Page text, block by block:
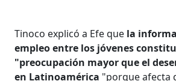
Tinoco explicó a Efe que la
empleo entre los jóvenes
"preocupación mayor que el
en Latinoamérica "porque afecta